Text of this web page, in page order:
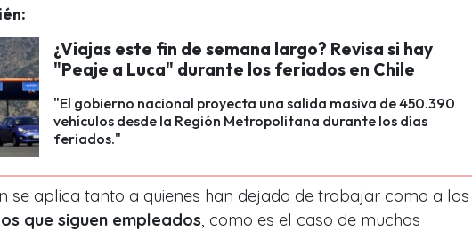
¿Viajas este fin de semana largo? Revisa si hay
"Peaje a Luca" durante los feriados en Chile
"El gobierno nacional proyecta una salida masiva de 450.390
vehículos desde la Región Metropolitana durante los días
feriados."
se aplica tanto a quienes han dejado de trabajar como a los
que siguen empleados , como es el caso de muchos